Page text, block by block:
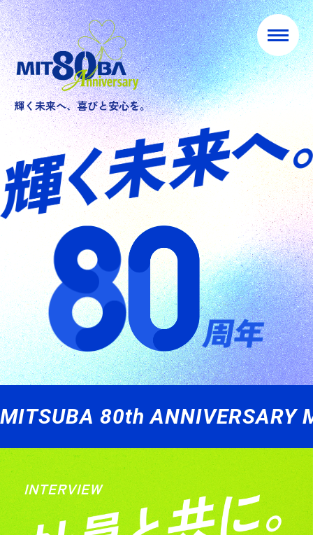
輝く未来へ、喜びと安心を。
MITSUBA 80th ANNIVERSARY
INTERVIEW